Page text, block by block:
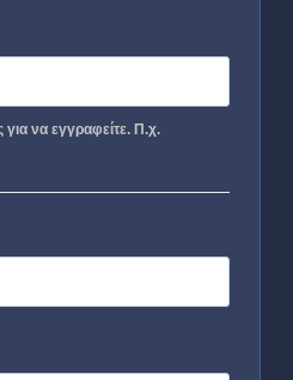
να εγγραφείτε. Π.χ.